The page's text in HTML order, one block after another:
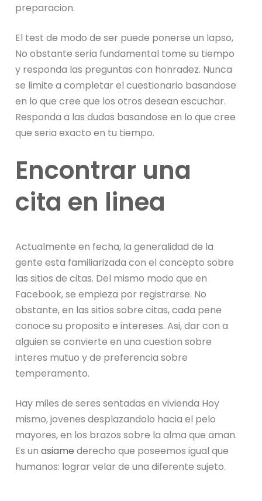
preparacion.
El test de modo de ser puede ponerse un lapso,
No obstante seri­a fundamental tome su tiempo
y responda las preguntas con honradez. Nunca
se limite a completar el cuestionario basandose
en lo que cree que los otros desean escuchar.
Responda a las dudas basandose en lo que cree
que seri­a exacto en tu tiempo.
Encontrar una
cita en linea
Actualmente en fecha, la generalidad de la
gente esta familiarizada con el concepto sobre
las sitios de citas. Del mismo modo que en
Facebook, se empieza por registrarse. No
obstante, en las sitios sobre citas, cada pene
conoce su proposito e intereses. Asi, dar con a
alguien se convierte en una cuestion sobre
interes mutuo y de preferencia sobre
temperamento.
Hay miles de seres sentadas en vivienda Hoy
mismo, jovenes desplazandolo hacia el pelo
mayores, en los brazos sobre la alma que aman.
Es unasiamederecho que poseemos igual que
humanos: lograr velar de una diferente sujeto.